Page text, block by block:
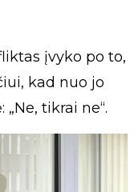
įvyko po to,
kad nuo jo
tikrai ne“.